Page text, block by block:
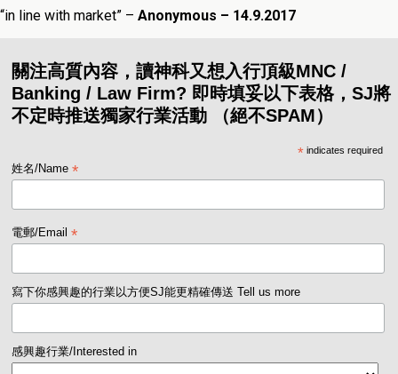
“in line with market” – Anonymous – 14.9.2017
關注高質內容，讀神科又想入行頂級MNC /
Banking / Law Firm? 即時填妥以下表格，SJ將
不定時推送獨家行業活動 （絕不SPAM）
*indicates required
姓名/Name*
電郵/Email*
寫下你感興趣的行業以方便SJ能更精確傳送 Tell us more
感興趣行業/Interested in